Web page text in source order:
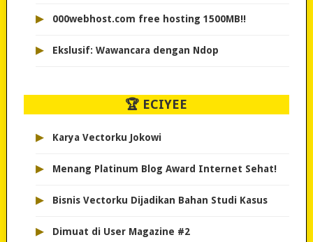
▸ 000webhost.com free hosting 1500MB!!
▸ Ekslusif: Wawancara dengan Ndop
🏆 ECIYEE
▸ Karya Vectorku Jokowi
▸ Menang Platinum Blog Award Internet Sehat!
▸ Bisnis Vectorku Dijadikan Bahan Studi Kasus
▸ Dimuat di User Magazine #2